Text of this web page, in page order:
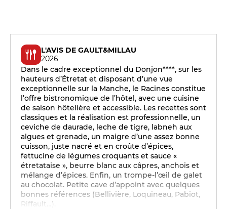
L'AVIS DE GAULT&MILLAU
2026
Dans le cadre exceptionnel du Donjon****, sur les
hauteurs d’Étretat et disposant d’une vue
exceptionnelle sur la Manche, le Racines constitue
l’offre bistronomique de l’hôtel, avec une cuisine
de saison hôtelière et accessible. Les recettes sont
classiques et la réalisation est professionnelle, un
ceviche de daurade, leche de tigre, labneh aux
algues et grenade, un maigre d’une assez bonne
cuisson, juste nacré et en croûte d’épices,
fettucine de légumes croquants et sauce «
étretataise », beurre blanc aux câpres, anchois et
mélange d’épices. Enfin, un trompe-l’œil de galet
au chocolat. Petite cave d’appoint avec quelques
bonnes références (Bellivière, Loquineau, Pabiot,
Riffault…).